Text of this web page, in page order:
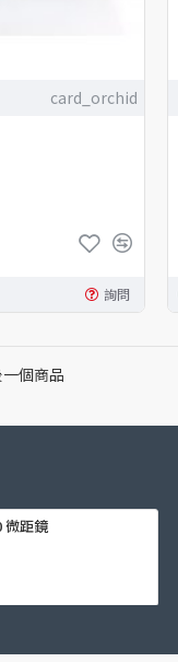
card_orchid
詢問
個商品
微距鏡